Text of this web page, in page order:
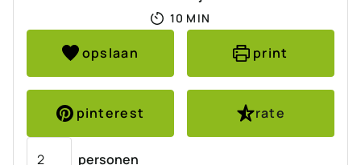
10 MINUTEN
MIN
opslaan print
pinterest
rate
personen